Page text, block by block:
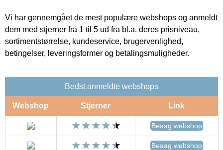
Vi har gennemgået de mest populære webshops og anmeldt
dem med stjerner fra 1 til 5 ud fra bl.a. deres prisniveau,
sortimentstørrelse, kundeservice, brugervenlighed,
betingelser, leveringsformer og betalingsmuligheder.
Bedst anmeldte webshops
Webshop Stjerner Link
Besøg webshop
Besøg webshop